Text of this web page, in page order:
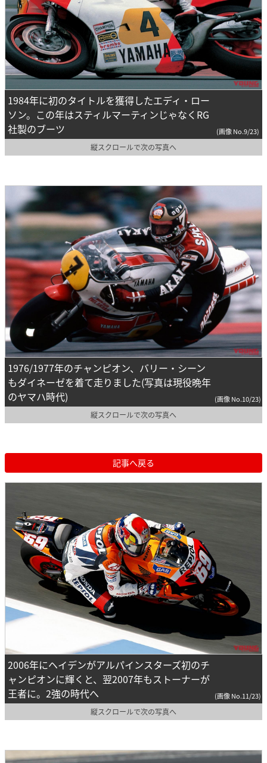
1984年に初のタイトルを獲得したエディ・ロー
ソン。この年はスティルマーティンじゃなくRG
社製のブーツ
(画像 No.9/23)
縦スクロールで次の写真へ
1976/1977年のチャンピオン、バリー・シーン
もダイネーゼを着て走りました(写真は現役晩年
のヤマハ時代)
(画像 No.10/23)
縦スクロールで次の写真へ
記事へ戻る
2006年にヘイデンがアルパインスターズ初のチ
ャンピオンに輝くと、翌2007年もストーナーが
王者に。2強の時代へ
(画像 No.11/23)
縦スクロールで次の写真へ